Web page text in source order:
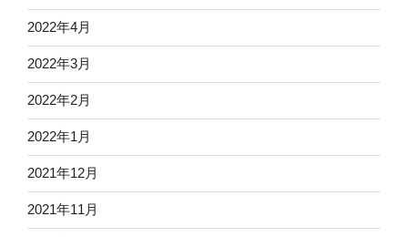
2022年4月
2022年3月
2022年2月
2022年1月
2021年12月
2021年11月